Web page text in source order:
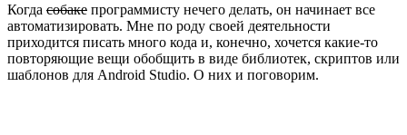
Когда собаке программисту нечего делать, он начинает все
автоматизировать. Мне по роду своей деятельности
приходится писать много кода и, конечно, хочется какие-то
повторяющие вещи обобщить в виде библиотек, скриптов или
шаблонов для Android Studio. О них и поговорим.